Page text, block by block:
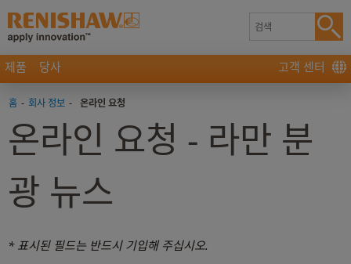
제품 당사 고객 센터
홈 - 회사 정보 - 온라인 요청
온라인 요청 - 라만 분
광 뉴스
* 표시된 필드는 반드시 기입해 주십시오.